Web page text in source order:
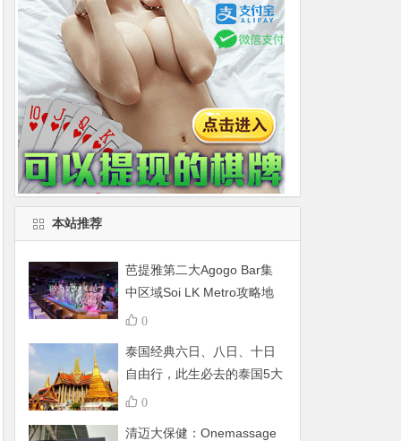
本站推荐
芭提雅第二大Agogo Bar集
中区域Soi LK Metro攻略地
图 0
泰国经典六日、八日、十日
自由行，此生必去的泰国5大
景点
0
清迈大保健：Onemassage